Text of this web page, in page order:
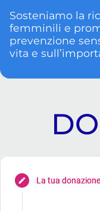
Sosteniamo la
femminili e
prevenzione
vita e